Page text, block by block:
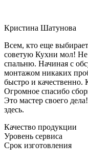
Кристина Шатунова
Всем, кто еще
советую Кухни мол! Не
спальню. Начиная с
монтажом никаких
быстро и
Огромное спасибо
Это мастер своего
здесь.
Качество продукции
Уровень сервиса
Срок изготовления